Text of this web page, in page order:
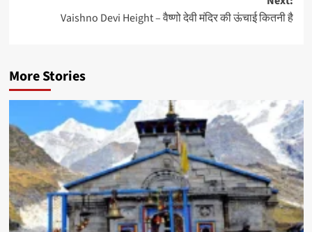
Vaishno Devi Height – वैष्णो देवी मंदिर की ऊंचाई कितनी है
More Stories